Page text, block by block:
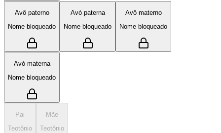
Avô paterno
Nome bloqueado
Avó paterna
Nome bloqueado
Avô materno
Nome bloqueado
Avó materna
Nome bloqueado
Pai
Teotônio
Mãe
Teotônio